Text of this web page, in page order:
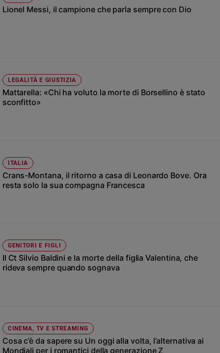
e
del
giorno
Società
Creato
Volontariato
Diritti
della
settimana
Migranti
Cultura
e
spettacoli
Lionel Messi, il campione che parla sempre con Dio
LEGALITÀ E GIUSTIZIA
Mattarella: «Chi ha voluto la morte di Borsellino è stato
sconfitto»
ITALIA
Crans-Montana, il ritorno a casa di Leonardo Bove. Ora
resta solo la sua compagna Francesca
GENITORI E FIGLI
Il Ct Silvio Baldini e la morte della figlia Valentina, che
rideva sempre quando sognava
CINEMA, TV E STREAMING
Cosa c’è da sapere su Un oggi alla volta, l’alternativa ai
Mondiali per i romantici della generazione Z